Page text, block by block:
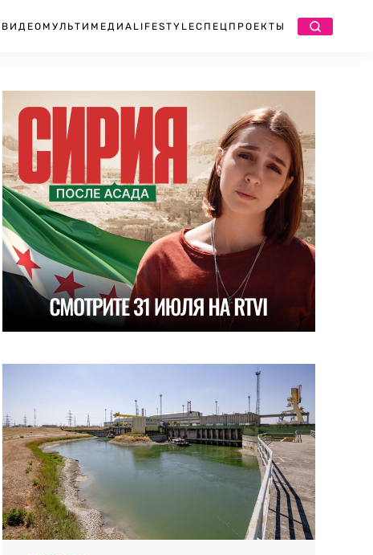
ВИДЕО МУЛЬТИМЕДИА LIFESTYLEСПЕЦПРОЕКТЫ